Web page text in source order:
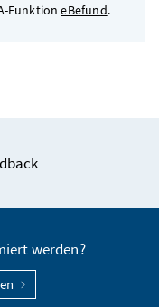
FunktioneBefund.
werden?